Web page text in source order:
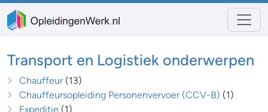
Transport en Logistiek onderwerpen
Chauffeur (13)
Chauffeursopleiding Personenvervoer (CCV-B) (1)
Expeditie (1)